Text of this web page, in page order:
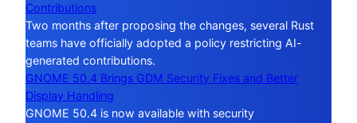
Contributions
Two months after proposing the changes, several Rust
teams have officially adopted a policy restricting AI-
generated contributions.
GNOME 50.4 Brings GDM Security Fixes and Better
Display Handling
GNOME 50.4 is now available with security